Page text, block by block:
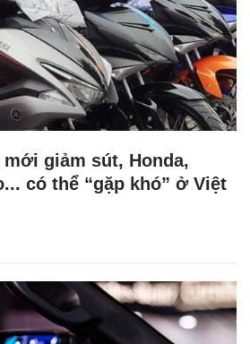
mới giảm sút, Honda,
có thể “gặp khó” ở Việt